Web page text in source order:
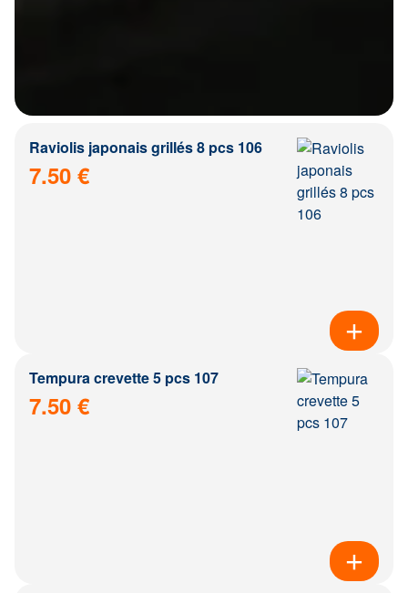
Raviolis japonais grillés 8 pcs 106
7.50 €
Tempura crevette 5 pcs 107
7.50 €